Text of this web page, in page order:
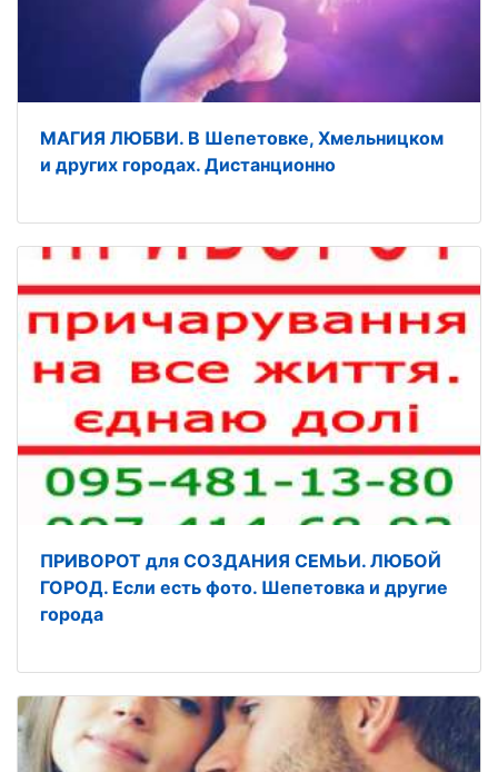
МАГИЯ ЛЮБВИ. В Шепетовке, Хмельницком
и других городах. Дистанционно
ПРИВОРОТ для СОЗДАНИЯ СЕМЬИ. ЛЮБОЙ
ГОРОД. Если есть фото. Шепетовка и другие
города